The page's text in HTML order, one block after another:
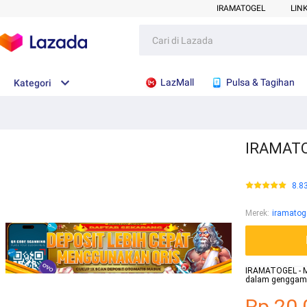
IRAMATOGEL
Kategori LazMall Pulsa & Tagihan
Merek:
IRAMATOGEL
dalam